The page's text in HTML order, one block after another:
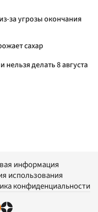
за угрозы окончания
сахар
делать 8 августа
информация
использования
конфиденциальности